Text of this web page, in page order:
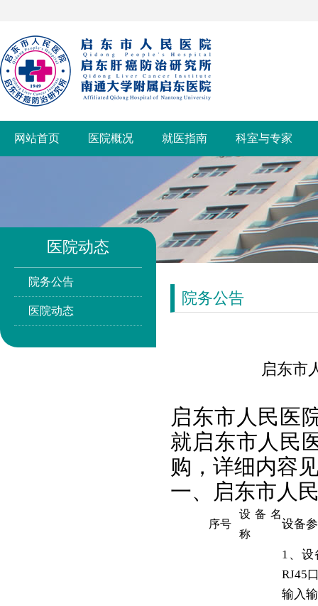
网站首页 医院概况 就医指南 科室与专家
医院动态
院务公告
医院动态
院务公告
启东市
启东市人民医
就启东市人民
购，详细内容
一、启东市人
序号
设备名
称
设备
1、设
RJ45
输入